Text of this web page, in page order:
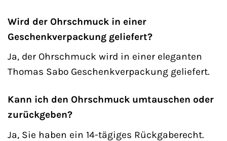
Wird der Ohrschmuck in einer
Geschenkverpackung geliefert?
Ja, der Ohrschmuck wird in einer eleganten
Thomas Sabo Geschenkverpackung geliefert.
Kann ich den Ohrschmuck umtauschen oder
zurückgeben?
Ja, Sie haben ein 14-tägiges Rückgaberecht.